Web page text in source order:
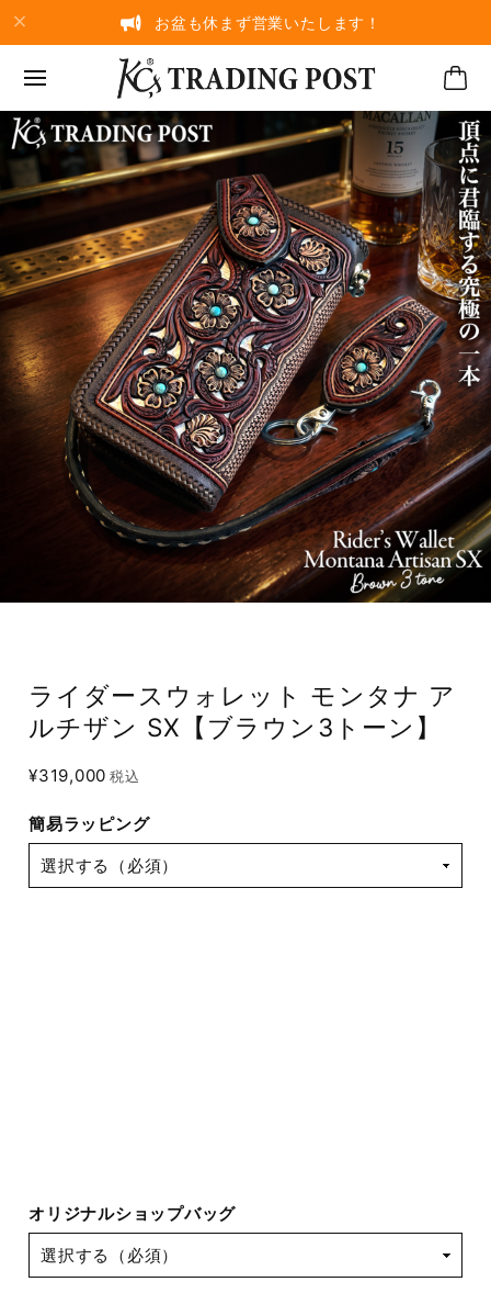
お盆も休まず営業いたします！
ライダースウォレット モンタナ ア
ルチザン SX【ブラウン3トーン】
¥319,000 税込
簡易ラッピング
オリジナルショップバッグ